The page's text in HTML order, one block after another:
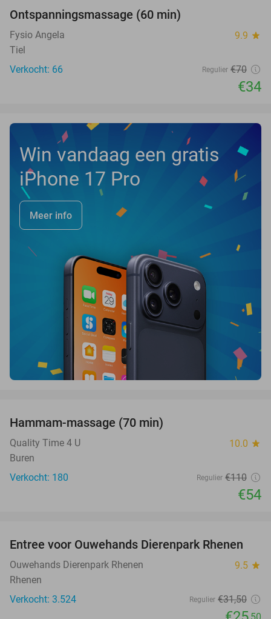
Ontspanningsmassage (60 min)
Fysio Angela 9.9 star
Tiel
Verkocht: 66
Regulier €70
€34
Win vandaag een gratis
iPhone 17 Pro
Meer info
OUT
Hammam-massage (70 min)
Quality Time 4 U 10.0 star
Buren
Verkocht: 180
Regulier €110
€54
19%
Entree voor Ouwehands Dierenpark Rhenen
Ouwehands Dierenpark Rhenen 9.5 star
Rhenen
Verkocht: 3.524
Regulier €31,50